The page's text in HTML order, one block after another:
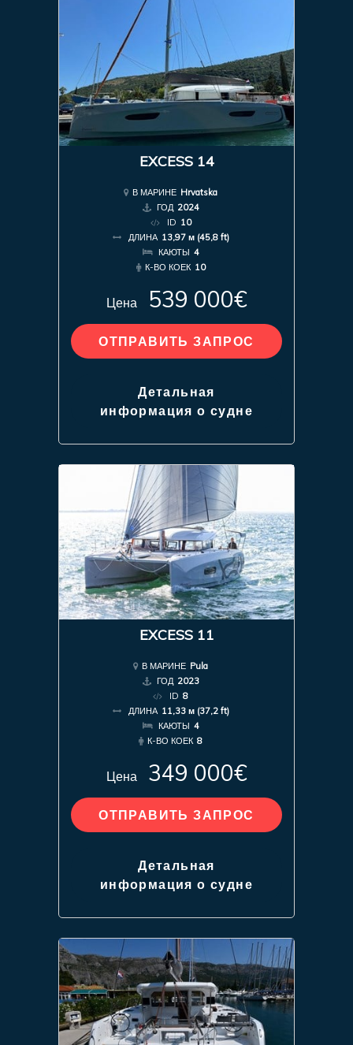
EXCESS 14
В МАРИНЕ Hrvatska
ГОД 2024
ID 10
ДЛИНА 13,97 м (45,8 ft)
КАЮТЫ 4
К-ВО КОЕК 10
Цена 539 000€
ОТПРАВИТЬ ЗАПРОС
Детальная
информация о судне
EXCESS 11
В МАРИНЕ Pula
ГОД 2023
ID 8
ДЛИНА 11,33 м (37,2 ft)
КАЮТЫ 4
К-ВО КОЕК 8
Цена 349 000€
ОТПРАВИТЬ ЗАПРОС
Детальная
информация о судне